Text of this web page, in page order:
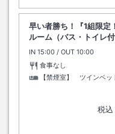
早い者勝ち！『1組限定
ルーム（バス・トイレ付
IN チェックイン
15:00 / OUT チェックアウ
10:00
食事なし
【禁煙室】 ツインベ
税込